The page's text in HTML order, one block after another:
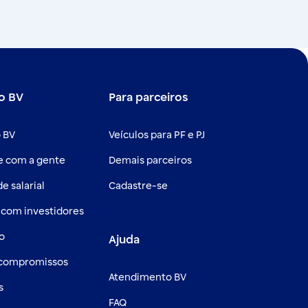
BV
com a gente
salarial
com investidores
Para parceiros
Veículos para PF e PJ
Demais parceiros
Cadastre-se
Ajuda
Atendimento BV
FAQ